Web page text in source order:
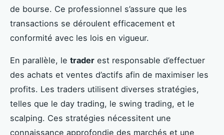
de bourse. Ce professionnel s’assure que les
transactions se déroulent efficacement et
conformité avec les lois en vigueur.
En parallèle, le trader est responsable d’effectuer
des achats et ventes d’actifs afin de maximiser les
profits. Les traders utilisent diverses stratégies,
telles que le day trading, le swing trading, et le
scalping. Ces stratégies nécessitent une
connaissance approfondie des marchés et une